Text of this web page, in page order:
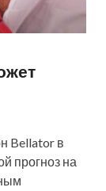
Bellator в
прогноз на